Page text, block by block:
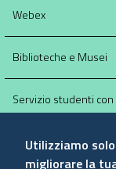
Webex
Biblioteche e Musei
Servizio studenti con
Posta Elettronica
Utilizziamo
migliorare la